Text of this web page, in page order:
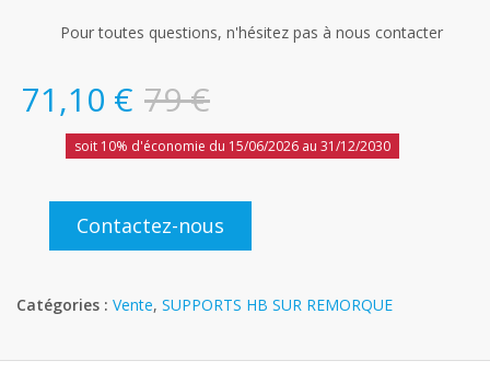
Pour toutes questions, n'hésitez pas à nous contacter
71,10 € 79 €
soit 10% d'économie du 15/06/2026 au 31/12/2030
Contactez-nous
Catégories : Vente, SUPPORTS HB SUR REMORQUE